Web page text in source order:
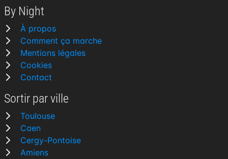
By Night
À propos
Comment ça marche
Mentions légales
Cookies
Contact
Sortir par ville
Toulouse
Caen
Cergy-Pontoise
Amiens